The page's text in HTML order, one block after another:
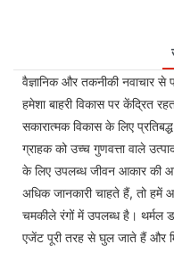
वैज्ञानिक और तकनीकी नवाचार
हमेशा बाहरी विकास पर केंद्रित
सकारात्मक विकास के लिए
ग्राहक को उच्च गुणवत्ता वाले
के लिए उपलब्ध जीवन आकार की
अधिक जानकारी चाहते हैं, तो हमें
चमकीले रंगों में उपलब्ध है। थर्मल
एजेंट पूरी तरह से घुल जाते हैं और